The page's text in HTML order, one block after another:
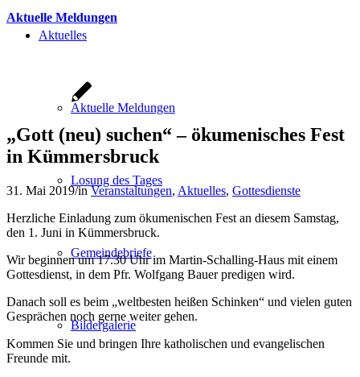
Aktuelles
Aktuelle Meldungen
Losung des Tages
Gemeindebriefe
Bildergalerie
Aktuelle Meldungen
„Gott (neu) suchen“ – ökumenisches Fest
in Kümmersbruck
31. Mai 2019/inVeranstaltungen, Aktuelles, Gottesdienste
Herzliche Einladung zum ökumenischen Fest an diesem Samstag,
den 1. Juni in Kümmersbruck.
Wir beginnen um 17.30 Uhr im Martin-Schalling-Haus mit einem
Gottesdienst, in dem Pfr. Wolfgang Bauer predigen wird.
Danach soll es beim „weltbesten heißen Schinken“ und vielen guten
Gesprächen noch gerne weiter gehen.
Kommen Sie und bringen Ihre katholischen und evangelischen
Freunde mit.